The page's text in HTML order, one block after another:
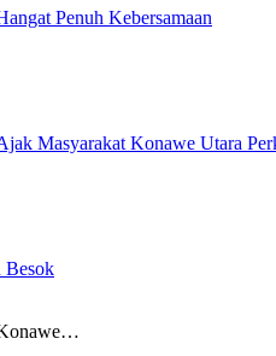
Penuh Kebersamaan
Masyarakat Konawe Utara
Besok